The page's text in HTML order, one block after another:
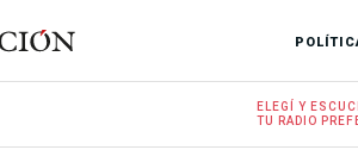
ELEGÍ Y
TU RADIO